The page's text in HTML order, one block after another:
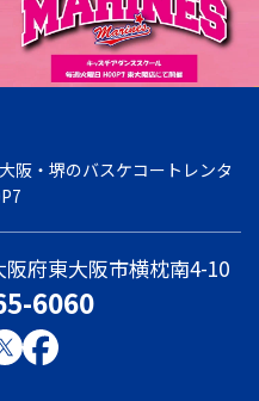
阪・堺のバスケコートレンタ
阪府東大阪市横枕南4-10
6060